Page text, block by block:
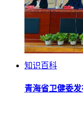
知识百科
青海省卫健委